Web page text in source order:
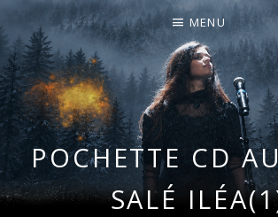
I
L
É
A
LA PLUS CELTIQUE DES
MENU
POCHETTE CD
SALÉ